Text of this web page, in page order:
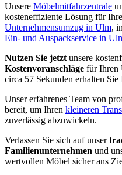
Unsere Möbelmitfahrzentrale
kosteneffiziente Lösung für
Unternehmensumzug in Ulm,
Ein- und Auspackservice in
Nutzen Sie jetzt unsere
Kostenvoranschläge für Ihren
circa 57 Sekunden erhalten
Unser erfahrenes Team von
bereit, um Ihren kleineren
zuverlässig abzuwickeln.
Verlassen Sie sich auf unser
Familienunternehmen und
wertvollen Möbel sicher ans